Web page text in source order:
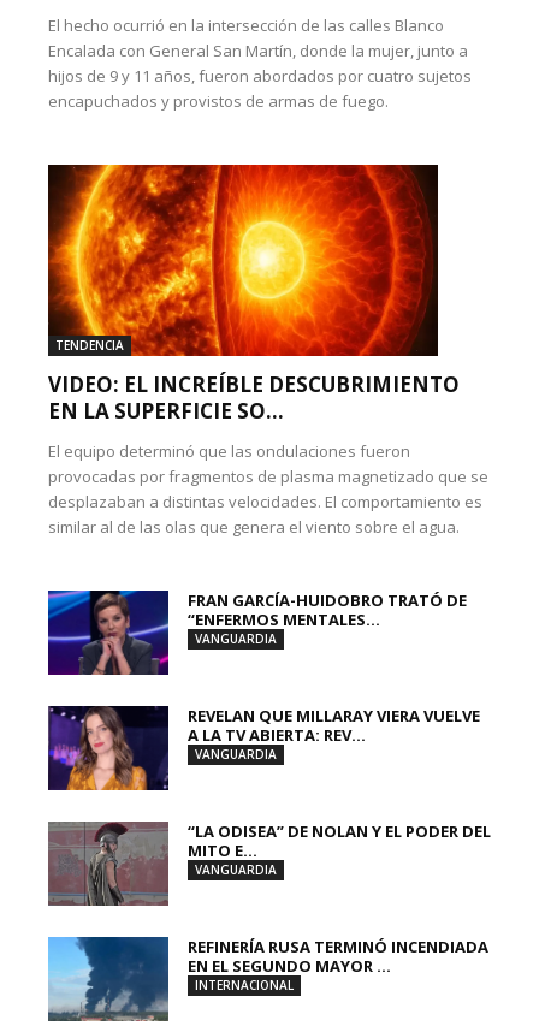
El hecho ocurrió en la intersección de las calles Blanco
Encalada con General San Martín, donde la mujer, junto a
hijos de 9 y 11 años, fueron abordados por cuatro sujetos
encapuchados y provistos de armas de fuego.
TENDENCIA
VIDEO: EL INCREÍBLE DESCUBRIMIENTO
EN LA SUPERFICIE SO...
El equipo determinó que las ondulaciones fueron
provocadas por fragmentos de plasma magnetizado que se
desplazaban a distintas velocidades. El comportamiento es
similar al de las olas que genera el viento sobre el agua.
FRAN GARCÍA-HUIDOBRO TRATÓ DE
“ENFERMOS MENTALES...
VANGUARDIA
REVELAN QUE MILLARAY VIERA VUELVE
A LA TV ABIERTA: REV...
VANGUARDIA
“LA ODISEA” DE NOLAN Y EL PODER DEL
MITO E...
VANGUARDIA
REFINERÍA RUSA TERMINÓ INCENDIADA
EN EL SEGUNDO MAYOR ...
INTERNACIONAL